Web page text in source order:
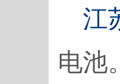
江
电池